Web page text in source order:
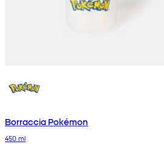
Borraccia Pokémon
450 ml